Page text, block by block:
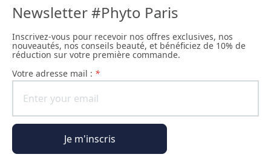
Newsletter #Phyto Paris
Inscrivez-vous pour recevoir nos offres exclusives, nos
nouveautés, nos conseils beauté, et bénéficiez de 10% de
réduction sur votre première commande.
Votre adresse mail : *
Je m'inscris